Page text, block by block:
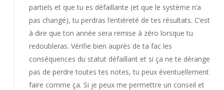
partiels et que tu es défaillante (et que le système n’a
pas changé), tu perdras l’entièreté de tes résultats. C’est
à dire que ton année sera remise à zéro lorsque tu
redoubleras. Vérifie bien auprès de ta fac les
conséquences du statut défaillant et si ça ne te dérange
pas de perdre toutes tes notes, tu peux éventuellement
faire comme ça. Si je peux me permettre un conseil et